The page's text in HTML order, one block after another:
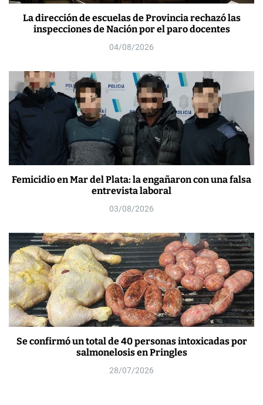
La dirección de escuelas de Provincia rechazó las
inspecciones de Nación por el paro docentes
04/08/2026
Femicidio en Mar del Plata: la engañaron con una falsa
entrevista laboral
03/08/2026
Se confirmó un total de 40 personas intoxicadas por
salmonelosis en Pringles
28/07/2026